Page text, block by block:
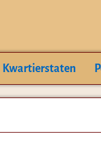
Kwartierstaten